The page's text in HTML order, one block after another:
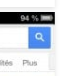
et le
vos
et
même